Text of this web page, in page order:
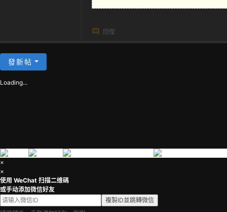
回復
發新帖
Loading...
×
×
使用 WeChat 扫描二维碼
或手动添加微信好友
複製ID並跳轉微信